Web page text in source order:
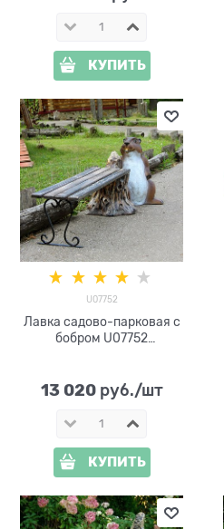
КУПИТЬ
U07752
Лавка садово-парковая с
бобром U07752
13 020 руб./шт
КУПИТЬ